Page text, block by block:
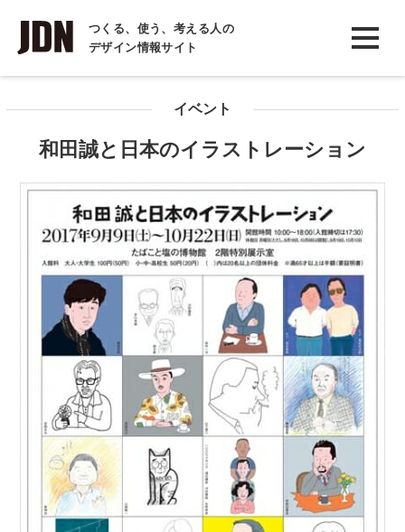
つくる、使う、考える人の
デザイン情報サイト
INTERVIEW
インタビュー
イベント
和田誠と日本のイラストレーション